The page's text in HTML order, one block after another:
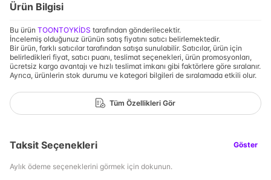
Ürün Bilgisi
Bu ürün TOONTOYKİDS tarafından gönderilecektir.
İncelemiş olduğunuz ürünün satış fiyatını satıcı belirlemektedir.
Bir ürün, farklı satıcılar tarafından satışa sunulabilir. Satıcılar, ürün için
belirledikleri fiyat, satıcı puanı, teslimat seçenekleri, ürün promosyonları,
ücretsiz kargo avantajı ve hızlı teslimat imkanı gibi faktörlere göre sıralanır.
Ayrıca, ürünlerin stok durumu ve kategori bilgileri de sıralamada etkili olur.
Tüm Özellikleri Gör
Taksit Seçenekleri Göster
Aylık ödeme seçeneklerini görmek için dokunun.